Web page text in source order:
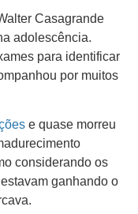
Casagrande
adolescência.
para identificar
por muitos
e quase morreu
considerando os
ganhando o